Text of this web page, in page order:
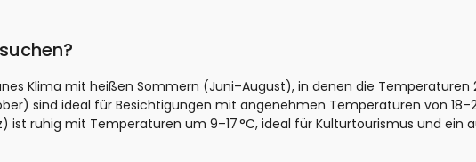
Klima mit heißen Sommern (Juni–August), in denen die Temperaturen
sind ideal für Besichtigungen mit angenehmen Temperaturen von
ist ruhig mit Temperaturen um 9–17 °C, ideal für Kulturtourismus und ein